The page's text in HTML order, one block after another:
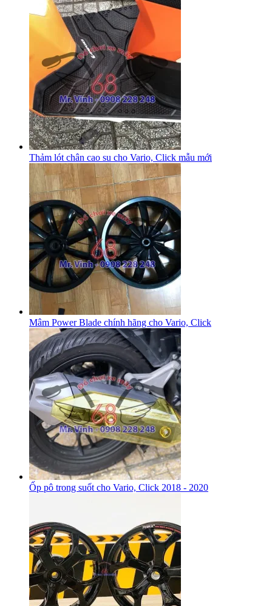
Thảm lót chân cao su cho Vario, Click mẫu mới
Mâm Power Blade chính hãng cho Vario, Click
Ốp pô trong suốt cho Vario, Click 2018 - 2020